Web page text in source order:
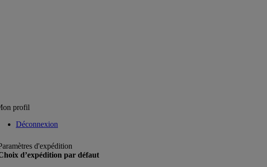
profil
Déconnexion
d'expédition
d’expédition par défaut